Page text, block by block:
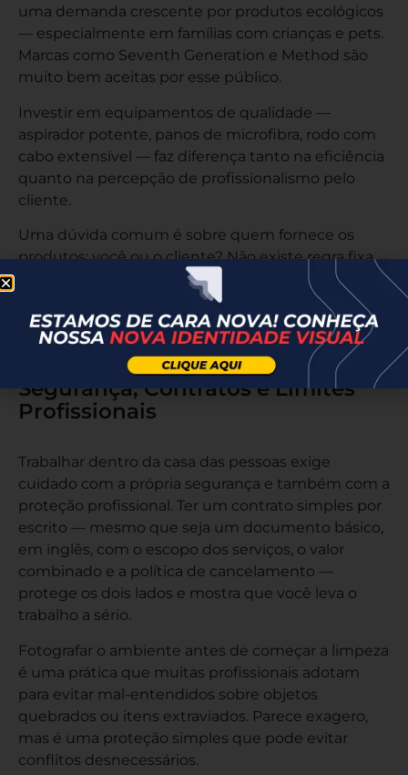
uma demanda crescente por produtos ecológicos
— especialmente em famílias com crianças e pets.
Marcas como Seventh Generation e Method são
muito bem aceitas por esse público.
Investir em equipamentos de qualidade —
aspirador potente, panos de microfibra, rodo com
cabo extensível — faz diferença tanto na eficiência
quanto na percepção de profissionalismo pelo
cliente.
Uma dúvida comum é sobre quem fornece os
produtos: você ou o cliente? Não existe regra fixa,
mas o mais comum entre autônomas é cobrar um
valor levemente maior e usar seus próprios
produtos — o que garante consistência e evita que
você chegue na casa e não encontre o que precisa.
Segurança, Contratos e Limites
Profissionais
Trabalhar dentro da casa das pessoas exige
cuidado com a própria segurança e também com a
proteção profissional. Ter um contrato simples por
escrito — mesmo que seja um documento básico,
em inglês, com o escopo dos serviços, o valor
combinado e a política de cancelamento —
protege os dois lados e mostra que você leva o
trabalho a sério.
Fotografar o ambiente antes de começar a limpeza
é uma prática que muitas profissionais adotam
para evitar mal-entendidos sobre objetos
quebrados ou itens extraviados. Parece exagero,
mas é uma proteção simples que pode evitar
conflitos desnecessários.